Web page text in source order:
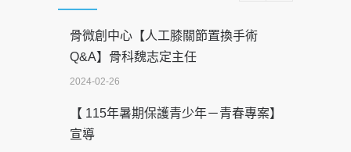
骨微創中心【人工膝關節置換手術
Q&A】骨科魏志定主任
2024-02-26
【 115年暑期保護青少年－青春專案】
宣導